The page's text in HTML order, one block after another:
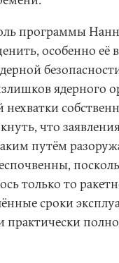
программы
особенно её
ядерного
что
путём
только то
сроки
практически